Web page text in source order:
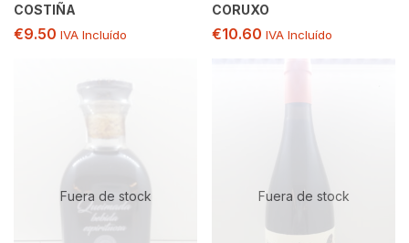
COSTIÑA
€9.50 IVA Incluído
CORUXO
€10.60 IVA Incluído
Fuera de stock Fuera de stock